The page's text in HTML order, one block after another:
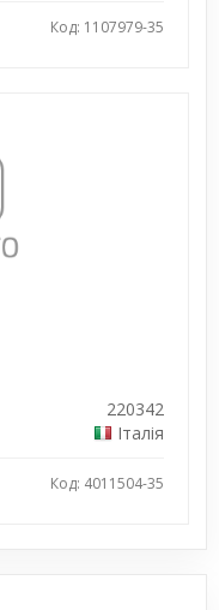
Код: 1107979-35
220342
Італія
Код: 4011504-35